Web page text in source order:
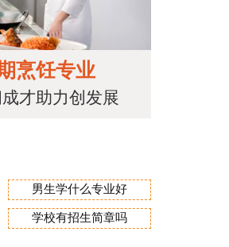
烹饪专业
才助力创发展
男生学什么专业好
学校有招生简章吗